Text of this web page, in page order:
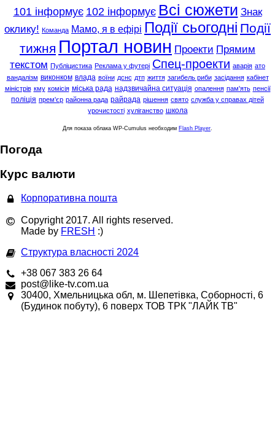
101 інформує 102 інформує Всі сюжети Знак
оклику! Команда Мамо, я в ефірі Події сьогодні Події
тижня Портал новин Проекти Прямим
текстом Публіцистика Реклама у футері Спец-проекти аварія ато
вандалізм виконком влада воїни дснс дтп життя загибель риби засідання кабінет
міністрів кму комісія міська рада надзвичайна ситуація опалення пам'ять пенсії
поліція прем'єр районна рада райрада рішення свято служба у справах дітей
урочистості хуліганство школа
Для показа облака WP-Cumulus необходим Flash Player
Погода
Курс валюти
Корпоративна пошта
Copyright 2017. All rights reserved.
Made by FRESH :)
Структура власності 2024
+38 067 383 26 64
post@like-tv.com.ua
30400, Хмельницька обл, м. Шепетівка, Соборності, 6
(Будинок побуту), 6 поверх ТОВ ТРК "ЛАЙК ТВ"